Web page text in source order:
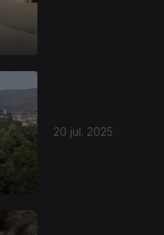
20 jul. 2025